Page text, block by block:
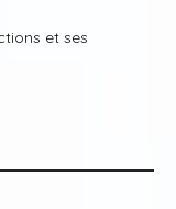
et ses